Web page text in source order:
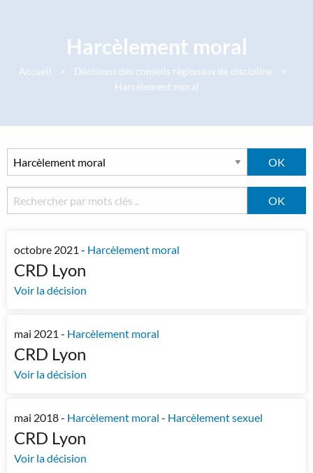
Harcèlement moral
Accueil
Décisions des conseils régionaux de discipline
Harcèlement moral
octobre 2021 - Harcèlement moral
CRD Lyon
Voir la décision
mai 2021 - Harcèlement moral
CRD Lyon
Voir la décision
mai 2018 - Harcèlement moral - Harcèlement sexuel
CRD Lyon
Voir la décision